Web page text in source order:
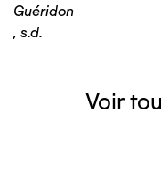
Guéridon
, s.d.
Voir